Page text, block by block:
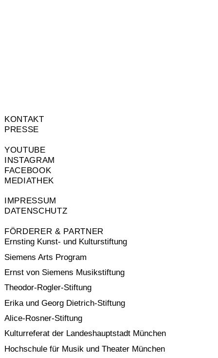
KONTAKT
PRESSE
YOUTUBE
INSTAGRAM
FACEBOOK
MEDIATHEK
IMPRESSUM
DATENSCHUTZ
FÖRDERER & PARTNER
Ernsting Kunst- und Kulturstiftung
Siemens Arts Program
Ernst von Siemens Musikstiftung
Theodor-Rogler-Stiftung
Erika und Georg Dietrich-Stiftung
Alice-Rosner-Stiftung
Kulturreferat der Landeshauptstadt München
Hochschule für Musik und Theater München